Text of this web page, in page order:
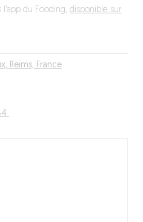
Reims, France
du Fooding, disponible sur